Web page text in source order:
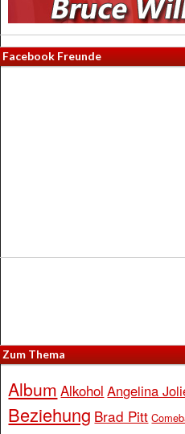
Facebook Freunde
Zum Thema
Album Alkohol Angelina
Beziehung Brad Pitt